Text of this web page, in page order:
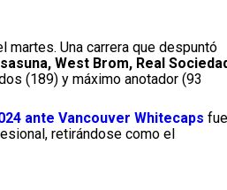
martes. Una carrera que despuntó
West Brom, Real
(189) y máximo anotador (93
ante Vancouver Whitecaps fue
retirándose como el